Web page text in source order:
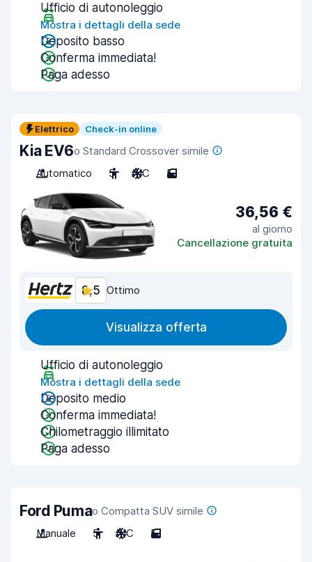
Ufficio di autonoleggio
Mostra i dettagli della sede
Deposito basso
Conferma immediata!
Paga adesso
Elettrico Check-in online
Kia EV6o Standard Crossover simile
Automatico
5 A/C 5
36,56 €
al giorno
Cancellazione gratuita
8,5 Ottimo
Visualizza offerta
Ufficio di autonoleggio
Mostra i dettagli della sede
Deposito medio
Conferma immediata!
Chilometraggio illimitato
Paga adesso
Ford Pumao Compatta SUV simile
Manuale
5 A/C 5